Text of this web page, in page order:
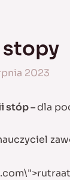
stopy
2023
stóp –dla
\">